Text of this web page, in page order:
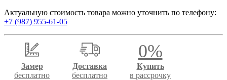
Актуальную стоимость товара можно уточнить по телефону:
+7 (987) 955-61-05
Замер
бесплатно
Доставка
бесплатно
0%
Купить
в рассрочку